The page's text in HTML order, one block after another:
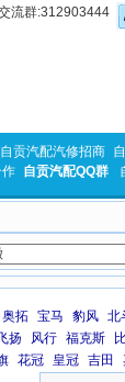
流群:312903444
自贡汽配汽修招商
作 自贡汽配QQ群
奥拓 宝马 豹风 北
扬 风行 福克斯
花冠 皇冠 吉田